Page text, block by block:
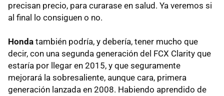
precisan precio, para curarase en salud. Ya veremos si
al final lo consiguen o no.
Honda también podría, y debería, tener mucho que
decir, con una segunda generación del FCX Clarity que
estaría por llegar en 2015, y que seguramente
mejorará la sobresaliente, aunque cara, primera
generación lanzada en 2008. Habiendo aprendido de